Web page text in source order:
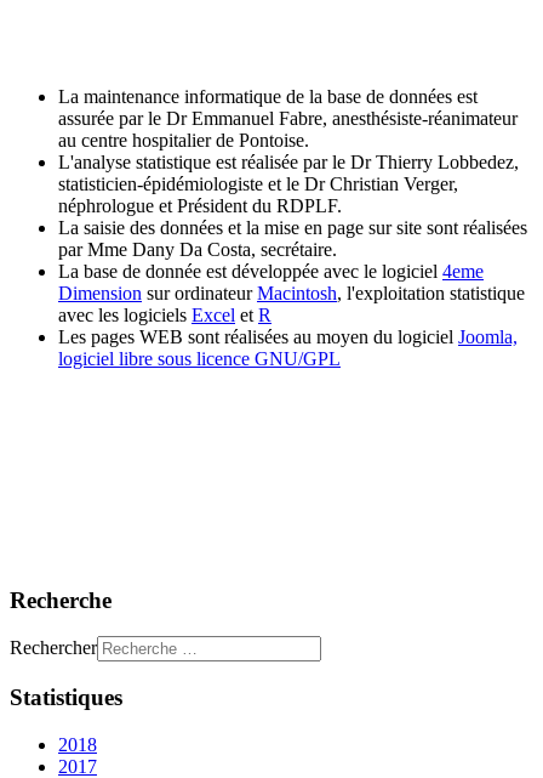
La maintenance informatique de la base de données est
assurée par le Dr Emmanuel Fabre, anesthésiste-réanimateur
au centre hospitalier de Pontoise.
L'analyse statistique est réalisée par le Dr Thierry Lobbedez,
statisticien-épidémiologiste et le Dr Christian Verger,
néphrologue et Président du RDPLF.
La saisie des données et la mise en page sur site sont réalisées
par Mme Dany Da Costa, secrétaire.
La base de donnée est développée avec le logiciel 4eme
Dimension sur ordinateurMacintosh, l'exploitation statistique
avec les logiciels Excel et R
Les pages WEB sont réalisées au moyen du logiciel Joomla,
logiciel libre sous licence GNU/GPL
Recherche
Rechercher
Statistiques
2018
2017